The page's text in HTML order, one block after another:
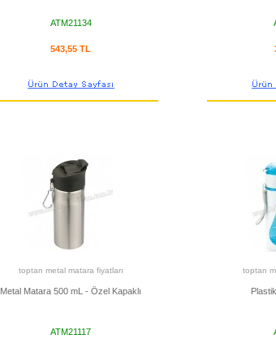
ATM21134
543,55 TL
toptan metal matara fiyatları
Metal Matara 500 mL - Özel Kapaklı
ATM21117
toptan